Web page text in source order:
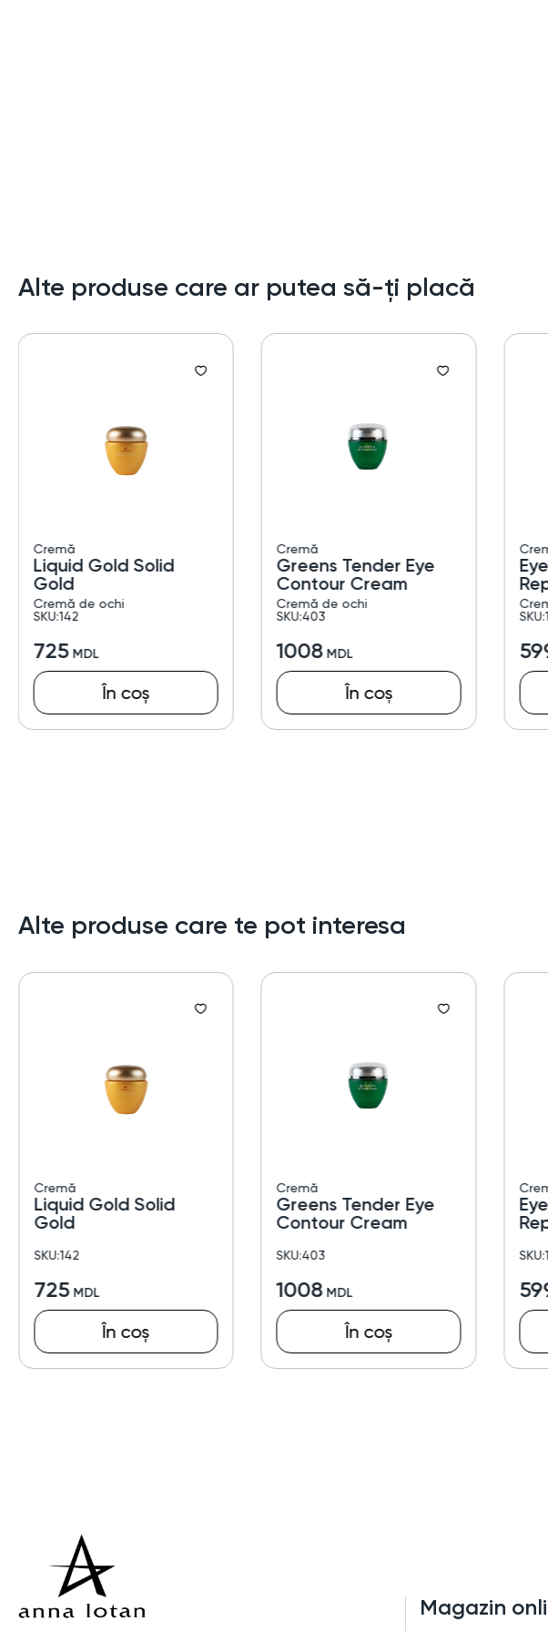
Alte produse care ar putea să-ți placă
Cremă
Liquid Gold Solid
Gold
Cremă de ochi
SKU:142
725
În coș
Cremă
Greens Tender Eye
Contour Cream
Cremă de ochi
SKU:403
1008
În coș
Alte produse care te pot interesa
Cremă
Liquid Gold Solid
Gold
SKU:142
725
În coș
Cremă
Greens Tender Eye
Contour Cream
SKU:403
1008
În coș
Magazin